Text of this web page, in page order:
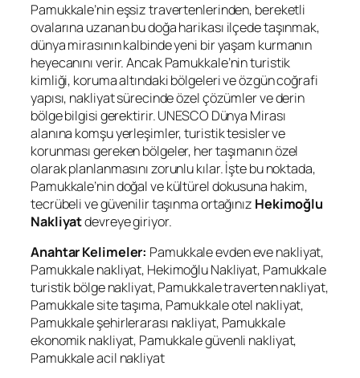
Pamukkale’nin eşsiz travertenlerinden, bereketli
ovalarına uzanan bu doğa harikası ilçede taşınmak,
dünya mirasının kalbinde yeni bir yaşam kurmanın
heyecanını verir. Ancak Pamukkale’nin turistik
kimliği, koruma altındaki bölgeleri ve özgün coğrafi
yapısı, nakliyat sürecinde özel çözümler ve derin
bölge bilgisi gerektirir. UNESCO Dünya Mirası
alanına komşu yerleşimler, turistik tesisler ve
korunması gereken bölgeler, her taşımanın özel
olarak planlanmasını zorunlu kılar. İşte bu noktada,
Pamukkale’nin doğal ve kültürel dokusuna hakim,
tecrübeli ve güvenilir taşınma ortağınız Hekimoğlu
Nakliyatdevreye giriyor.
Anahtar Kelimeler: Pamukkale evden eve nakliyat,
Pamukkale nakliyat, Hekimoğlu Nakliyat, Pamukkale
turistik bölge nakliyat, Pamukkale traverten nakliyat,
Pamukkale site taşıma, Pamukkale otel nakliyat,
Pamukkale şehirlerarası nakliyat, Pamukkale
ekonomik nakliyat, Pamukkale güvenli nakliyat,
Pamukkale acil nakliyat